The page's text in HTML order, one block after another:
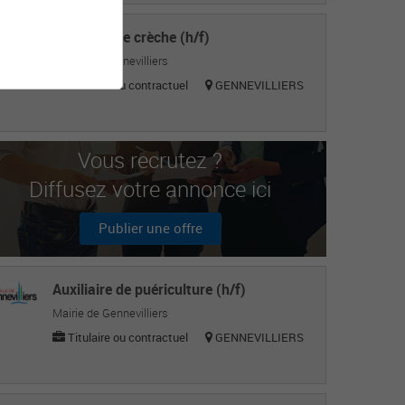
Directeur de crèche (h/f)
Mairie de Gennevilliers
Titulaire ou contractuel
GENNEVILLIERS
Vous recrutez ?
Diffusez votre annonce ici
Publier une offre
Auxiliaire de puériculture (h/f)
Mairie de Gennevilliers
Titulaire ou contractuel
GENNEVILLIERS